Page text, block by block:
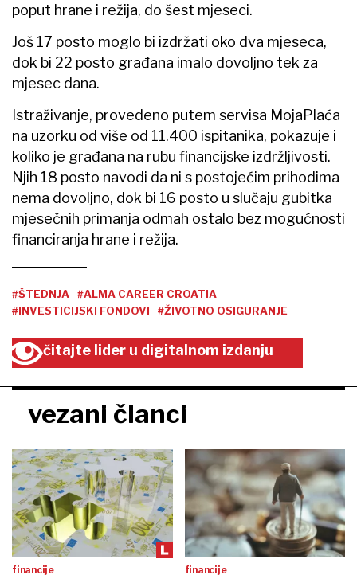
poput hrane i režija, do šest mjeseci.
Još 17 posto moglo bi izdržati oko dva mjeseca,
dok bi 22 posto građana imalo dovoljno tek za
mjesec dana.
Istraživanje, provedeno putem servisa MojaPlaća
na uzorku od više od 11.400 ispitanika, pokazuje i
koliko je građana na rubu financijske izdržljivosti.
Njih 18 posto navodi da ni s postojećim prihodima
nema dovoljno, dok bi 16 posto u slučaju gubitka
mjesečnih primanja odmah ostalo bez mogućnosti
financiranja hrane i režija.
#ŠTEDNJA
#ALMA CAREER CROATIA
#INVESTICIJSKI FONDOVI
#ŽIVOTNO OSIGURANJE
čitajte lider u digitalnom izdanju
vezani članci
financije financije